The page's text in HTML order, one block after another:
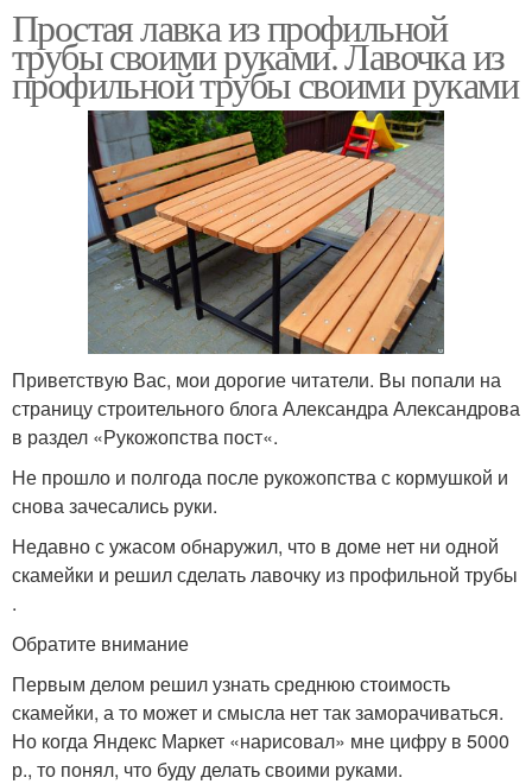
Простая лавка из профильной
трубы своими руками. Лавочка из
профильной трубы своими руками
Приветствую Вас, мои дорогие читатели. Вы попали на
страницу строительного блога Александра Александрова
в раздел «Рукожопства пост«.
Не прошло и полгода после рукожопства с кормушкой и
снова зачесались руки.
Недавно с ужасом обнаружил, что в доме нет ни одной
скамейки и решил сделать лавочку из профильной трубы
.
Обратите внимание
Первым делом решил узнать среднюю стоимость
скамейки, а то может и смысла нет так заморачиваться.
Но когда Яндекс Маркет «нарисовал» мне цифру в 5000
р., то понял, что буду делать своими руками.